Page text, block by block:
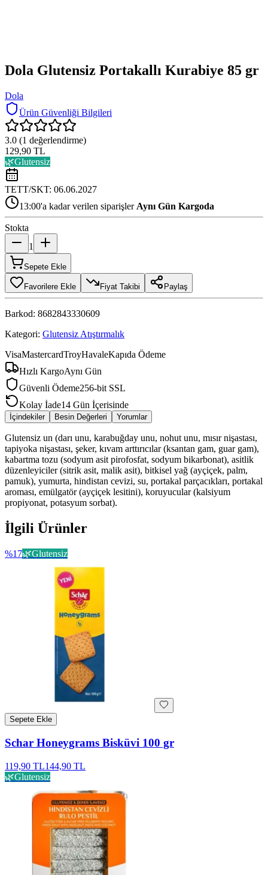
Dola Glutensiz Portakallı Kurabiye 85 gr
Dola
Ürün Güvenliği Bilgileri
3.0 (1 değerlendirme)
129,90 TL
🌿Glutensiz
TETT/SKT: 06.06.2027
13:00'a kadar verilen siparişler Aynı Gün Kargoda
Stokta
1
Sepete Ekle
Favorilere Ekle Fiyat Takibi Paylaş
Barkod: 8682843330609
Kategori: Glutensiz Atıştırmalık
VisaMastercardTroyHavaleKapıda Ödeme
Hızlı KargoAynı Gün
Güvenli Ödeme256-bit SSL
Kolay İade14 Gün İçerisinde
İçindekiler Besin Değerleri Yorumlar
Glutensiz un (darı unu, karabuğday unu, nohut unu, mısır nişastası,
tapiyoka nişastası, şeker, kıvam arttırıcılar (ksantan gam, guar gam),
kabartma tozu (sodyum asit pirofosfat, sodyum bikarbonat), asitlik
düzenleyiciler (sitrik asit, malik asit), bitkisel yağ (ayçiçek, palm,
pamuk), yumurta, hindistan cevizi, su, portakal parçacıkları, portakal
aroması, emülgatör (ayçiçek lesitini), koruyucular (kalsiyum
propiyonat, potasyum sorbat).
İlgili Ürünler
%17🌿Glutensiz
Sepete Ekle
Schar Honeygrams Bisküvi 100 gr
119,90 TL144,90 TL
🌿Glutensiz